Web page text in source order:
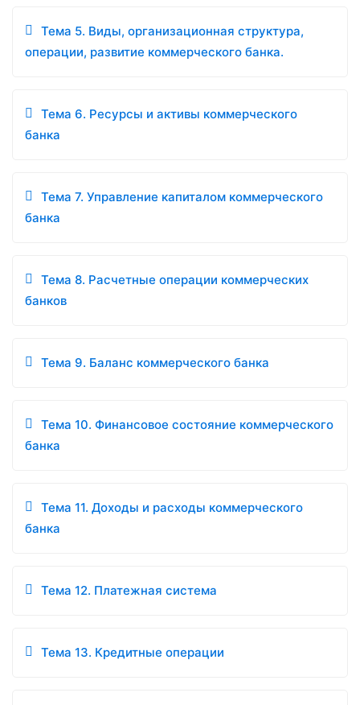
Тема 5. Виды, организационная структура,
операции, развитие коммерческого банка.
Тема 6. Ресурсы и активы коммерческого
банка
Тема 7. Управление капиталом коммерческого
банка
Тема 8. Расчетные операции коммерческих
банков
Тема 9. Баланс коммерческого банка
Тема 10. Финансовое состояние коммерческого
банка
Тема 11. Доходы и расходы коммерческого
банка
Тема 12. Платежная система
Тема 13. Кредитные операции